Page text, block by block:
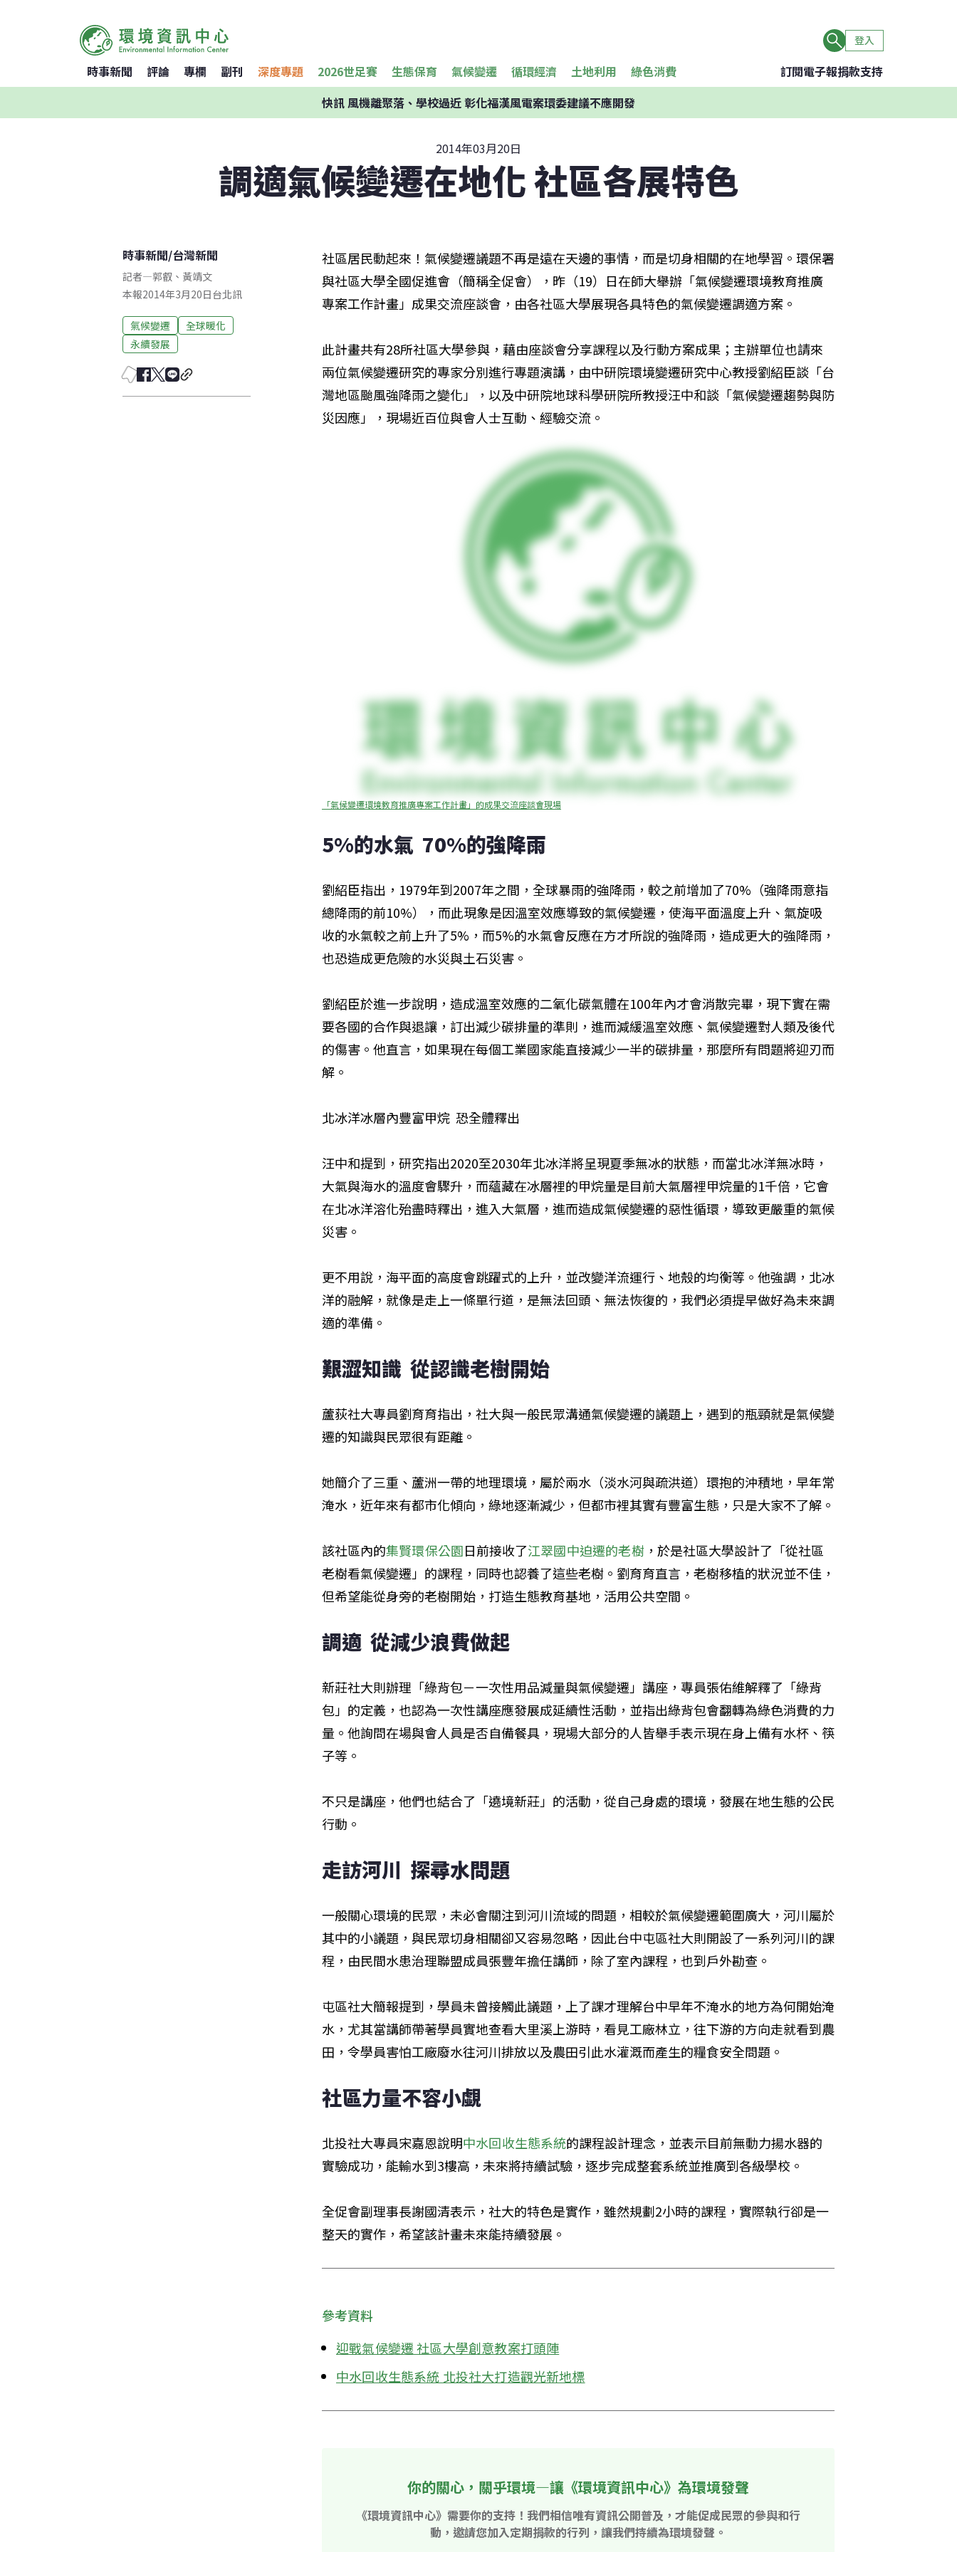
登入
時事新聞 評論 專欄 副刊 深度專題 2026世足賽 生態保育 氣候變遷 循環經濟 土地利用 綠色消費 訂閱電子報捐款支持
快訊風機離聚落、學校過近 彰化福漢風電案環委建議不應開發
2014年03月20日
調適氣候變遷在地化 社區各展特色
時事新聞/台灣新聞
記者—郭叡 、 黃靖文
本報2014年3月20日台北訊
氣候變遷
全球暖化
永續發展
社區居民動起來！氣候變遷議題不再是遠在天邊的事情，而是切身相關的在地學習。環保署
與社區大學全國促進會（簡稱全促會），昨（19）日在師大舉辦「氣候變遷環境教育推廣
專案工作計畫」成果交流座談會，由各社區大學展現各具特色的氣候變遷調適方案。
此計畫共有28所社區大學參與，藉由座談會分享課程以及行動方案成果；主辦單位也請來
兩位氣候變遷研究的專家分別進行專題演講，由中研院環境變遷研究中心教授劉紹臣談「台
灣地區颱風強降雨之變化」，以及中研院地球科學研院所教授汪中和談「氣候變遷趨勢與防
災因應」，現場近百位與會人士互動、經驗交流。
「氣候變遷環境教育推廣專案工作計畫」的成果交流座談會現場
5%的水氣  70%的強降雨
劉紹臣指出，1979年到2007年之間，全球暴雨的強降雨，較之前增加了70%（強降雨意指
總降雨的前10%），而此現象是因溫室效應導致的氣候變遷，使海平面溫度上升、氣旋吸
收的水氣較之前上升了5%，而5%的水氣會反應在方才所說的強降雨，造成更大的強降雨，
也恐造成更危險的水災與土石災害。
劉紹臣於進一步說明，造成溫室效應的二氧化碳氣體在100年內才會消散完畢，現下實在需
要各國的合作與退讓，訂出減少碳排量的準則，進而減緩溫室效應、氣候變遷對人類及後代
的傷害。他直言，如果現在每個工業國家能直接減少一半的碳排量，那麼所有問題將迎刃而
解。
北冰洋冰層內豐富甲烷  恐全體釋出
汪中和提到，研究指出2020至2030年北冰洋將呈現夏季無冰的狀態，而當北冰洋無冰時，
大氣與海水的溫度會驟升，而蘊藏在冰層裡的甲烷量是目前大氣層裡甲烷量的1千倍，它會
在北冰洋溶化殆盡時釋出，進入大氣層，進而造成氣候變遷的惡性循環，導致更嚴重的氣候
災害。
更不用說，海平面的高度會跳躍式的上升，並改變洋流運行、地殼的均衡等。他強調，北冰
洋的融解，就像是走上一條單行道，是無法回頭、無法恢復的，我們必須提早做好為未來調
適的準備。
艱澀知識  從認識老樹開始
蘆荻社大專員劉育育指出，社大與一般民眾溝通氣候變遷的議題上，遇到的瓶頸就是氣候變
遷的知識與民眾很有距離。
她簡介了三重、蘆洲一帶的地理環境，屬於兩水（淡水河與疏洪道）環抱的沖積地，早年常
淹水，近年來有都市化傾向，綠地逐漸減少，但都市裡其實有豐富生態，只是大家不了解。
該社區內的集賢環保公園日前接收了江翠國中迫遷的老樹，於是社區大學設計了「從社區
老樹看氣候變遷」的課程，同時也認養了這些老樹。劉育育直言，老樹移植的狀況並不佳，
但希望能從身旁的老樹開始，打造生態教育基地，活用公共空間。
調適  從減少浪費做起
新莊社大則辦理「綠背包－一次性用品減量與氣候變遷」講座，專員張佑維解釋了「綠背
包」的定義，也認為一次性講座應發展成延續性活動，並指出綠背包會翻轉為綠色消費的力
量。他詢問在場與會人員是否自備餐具，現場大部分的人皆舉手表示現在身上備有水杯、筷
子等。
不只是講座，他們也結合了「遶境新莊」的活動，從自己身處的環境，發展在地生態的公民
行動。
走訪河川  探尋水問題
一般關心環境的民眾，未必會關注到河川流域的問題，相較於氣候變遷範圍廣大，河川屬於
其中的小議題，與民眾切身相關卻又容易忽略，因此台中屯區社大則開設了一系列河川的課
程，由民間水患治理聯盟成員張豐年擔任講師，除了室內課程，也到戶外勘查。
屯區社大簡報提到，學員未曾接觸此議題，上了課才理解台中早年不淹水的地方為何開始淹
水，尤其當講師帶著學員實地查看大里溪上游時，看見工廠林立，往下游的方向走就看到農
田，令學員害怕工廠廢水往河川排放以及農田引此水灌溉而產生的糧食安全問題。
社區力量不容小覷
北投社大專員宋嘉恩說明中水回收生態系統的課程設計理念，並表示目前無動力揚水器的
實驗成功，能輸水到3樓高，未來將持續試驗，逐步完成整套系統並推廣到各級學校。
全促會副理事長謝國清表示，社大的特色是實作，雖然規劃2小時的課程，實際執行卻是一
整天的實作，希望該計畫未來能持續發展。
參考資料
迎戰氣候變遷 社區大學創意教案打頭陣
中水回收生態系統 北投社大打造觀光新地標
你的關心，關乎環境—讓《環境資訊中心》為環境發聲
《環境資訊中心》需要你的支持！我們相信唯有資訊公開普及，才能促成民眾的參與和行
動，邀請您加入定期捐款的行列，讓我們持續為環境發聲。